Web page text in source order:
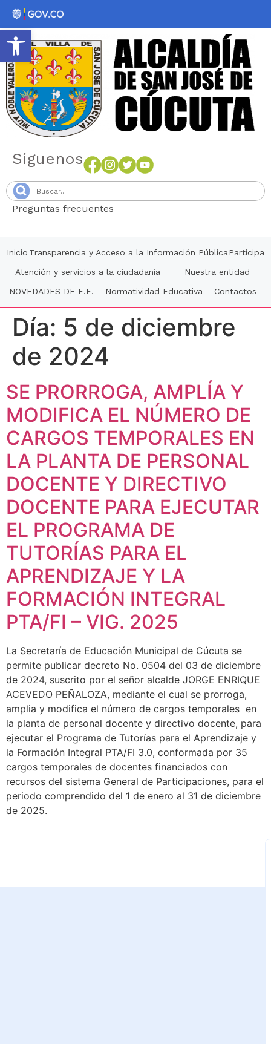
Abrir barra de herramientas
Síguenos
Preguntas frecuentes
Inicio Transparencia y Acceso a la Información PúblicaParticipa
Atención y servicios a la ciudadania
Nuestra entidad
NOVEDADES DE E.E.
Normatividad Educativa Contactos
Día: 5 de diciembre
de 2024
SE PRORROGA, AMPLÍA Y
MODIFICA EL NÚMERO DE
CARGOS TEMPORALES EN
LA PLANTA DE PERSONAL
DOCENTE Y DIRECTIVO
DOCENTE PARA EJECUTAR
EL PROGRAMA DE
TUTORÍAS PARA EL
APRENDIZAJE Y LA
FORMACIÓN INTEGRAL
PTA/FI – VIG. 2025
La Secretaría de Educación Municipal de Cúcuta se
permite publicar decreto No. 0504 del 03 de diciembre
de 2024, suscrito por el señor alcalde JORGE ENRIQUE
ACEVEDO PEÑALOZA, mediante el cual se prorroga,
amplia y modifica el número de cargos temporales en
la planta de personal docente y directivo docente, para
ejecutar el Programa de Tutorías para el Aprendizaje y
la Formación Integral PTA/FI 3.0, conformada por 35
cargos temporales de docentes financiados con
recursos del sistema General de Participaciones, para el
periodo comprendido del 1 de enero al 31 de diciembre
de 2025.